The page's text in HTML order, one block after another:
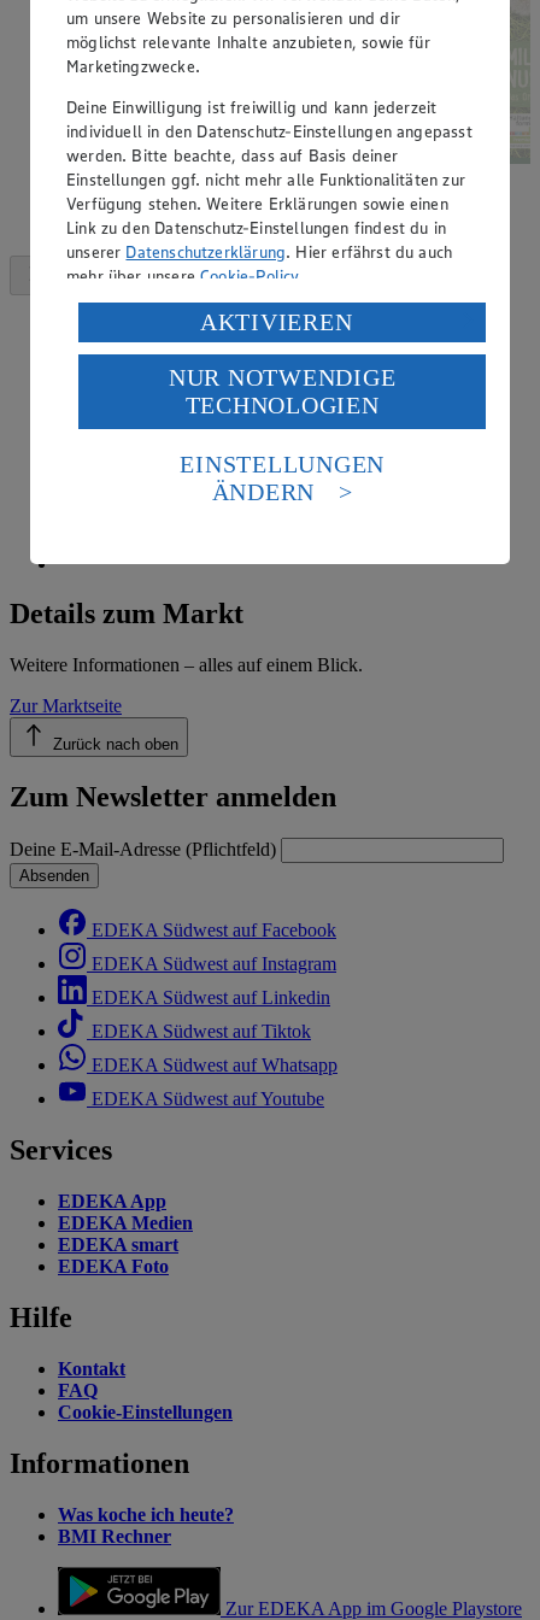
Details zum Markt
Weitere Informationen – alles auf einem Blick.
Zur Marktseite
Zurück nach oben
Zum Newsletter anmelden
Deine E-Mail-Adresse (Pflichtfeld)
Absenden
EDEKA Südwest auf Facebook
EDEKA Südwest auf Instagram
EDEKA Südwest auf Linkedin
EDEKA Südwest auf Tiktok
EDEKA Südwest auf Whatsapp
EDEKA Südwest auf Youtube
Services
EDEKA App
EDEKA Medien
EDEKA smart
EDEKA Foto
Hilfe
Kontakt
FAQ
Cookie-Einstellungen
Informationen
Was koche ich heute?
BMI Rechner
Zur EDEKA App im Google Playstore
um unsere Website zu personalisieren und dir
möglichst relevante Inhalte anzubieten, sowie für
Marketingzwecke.
Deine Einwilligung ist freiwillig und kann jederzeit
individuell in den Datenschutz-Einstellungen angepasst
werden. Bitte beachte, dass auf Basis deiner
Einstellungen ggf. nicht mehr alle Funktionalitäten zur
Verfügung stehen. Weitere Erklärungen sowie einen
Link zu den Datenschutz-Einstellungen findest du in
unserer Datenschutzerklärung. Hier erfährst du auch
mehr über unsereCookie-Policy.
Verarbeitung deiner personenbezogenen Daten in den
USA durch Facebook und YouTube:
Wenn du auf „Aktivieren“ klickst, willigst du im Sinne
des Art. 49 Abs. 1 Satz 1 lit. a) DSGVO ein, dass deine
Daten in den USA verarbeitet werden. Der EuGH sieht
die USA als Land mit einem nach europäischen
Standards nicht angemessenen Datenschutzniveau an.
Es besteht das Risiko eines Zugriffs durch US-
Informationen zum Herausgeber der Seite findest du
AKTIVIEREN
NUR NOTWENDIGE
TECHNOLOGIEN
EINSTELLUNGEN
ÄNDERN